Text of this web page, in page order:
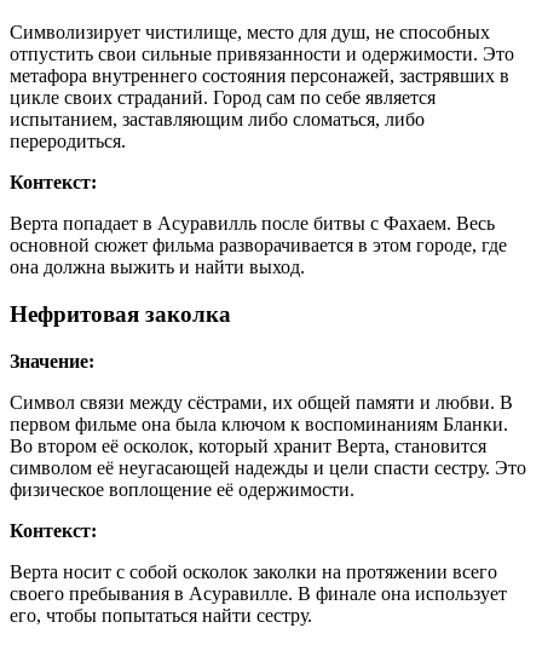
Символизирует чистилище, место для душ, не способных
отпустить свои сильные привязанности и одержимости. Это
метафора внутреннего состояния персонажей, застрявших в
цикле своих страданий. Город сам по себе является
испытанием, заставляющим либо сломаться, либо
переродиться.
Контекст:
Верта попадает в Асуравилль после битвы с Фахаем. Весь
основной сюжет фильма разворачивается в этом городе, где
она должна выжить и найти выход.
Нефритовая заколка
Значение:
Символ связи между сёстрами, их общей памяти и любви. В
первом фильме она была ключом к воспоминаниям Бланки.
Во втором её осколок, который хранит Верта, становится
символом её неугасающей надежды и цели спасти сестру. Это
физическое воплощение её одержимости.
Контекст:
Верта носит с собой осколок заколки на протяжении всего
своего пребывания в Асуравилле. В финале она использует
его, чтобы попытаться найти сестру.